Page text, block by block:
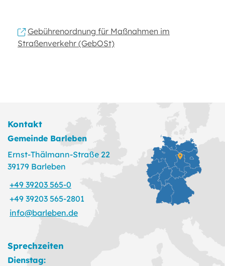
Gebührenordnung für Maßnahmen im
Straßenverkehr (GebOSt)
Kontakt
Gemeinde Barleben
Ernst-Thälmann-Straße 22
39179 Barleben
+49 39203 565-0
+49 39203 565-2801
info@barleben.de
Sprechzeiten
Dienstag: